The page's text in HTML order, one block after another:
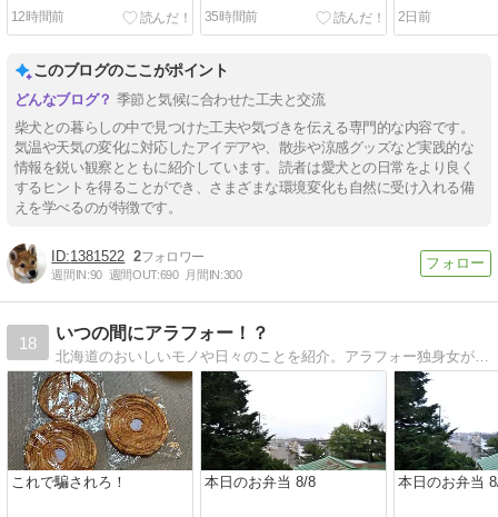
12時間前
35時間前
2日前
このブログのここがポイント
季節と気候に合わせた工夫と交流
柴犬との暮らしの中で見つけた工夫や気づきを伝える専門的な内容です。
気温や天気の変化に対応したアイデアや、散歩や涼感グッズなど実践的な
情報を鋭い観察とともに紹介しています。読者は愛犬との日常をより良く
するヒントを得ることができ、さまざまな環境変化も自然に受け入れる備
えを学べるのが特徴です。
1381522 2
週間IN:90 週間OUT:690 月間IN:300
18
いつの間にアラフォー！？
北海道のおいしいモノや日々のことを紹介。アラフォー独身女が日々感じたこと、読書日記なども載せています。
これで騙されろ！ 本日のお弁当 8/8 本日のお弁当